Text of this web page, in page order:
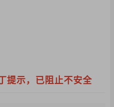
提示，已阻止不安全